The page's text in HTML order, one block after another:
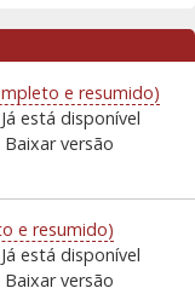
e resumido)
está disponível
versão
e resumido)
está disponível
versão